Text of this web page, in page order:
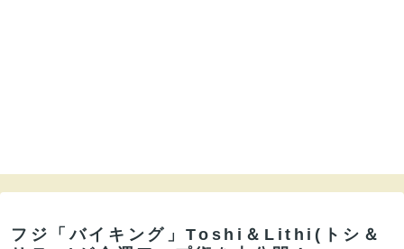
フジ「バイキング」Toshi＆Lithi(トシ＆